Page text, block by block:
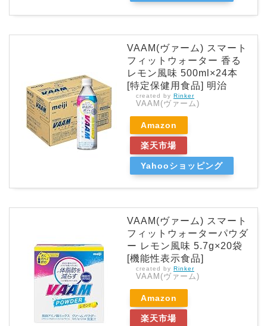
VAAM(ヴァーム) スマート
フィットウォーター 香る
レモン風味 500ml×24本
[特定保健用食品] 明治
created by Rinker
VAAM(ヴァーム)
Amazon
楽天市場
Yahooショッピング
VAAM(ヴァーム) スマート
フィットウォーターパウダ
ー レモン風味 5.7g×20袋
[機能性表示食品]
created by Rinker
VAAM(ヴァーム)
Amazon
楽天市場